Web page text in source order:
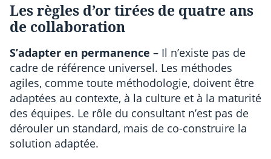
Les règles d’or tirées de quatre ans
de collaboration
S’adapter en permanence – Il n’existe pas de
cadre de référence universel. Les méthodes
agiles, comme toute méthodologie, doivent être
adaptées au contexte, à la culture et à la maturité
des équipes. Le rôle du consultant n’est pas de
dérouler un standard, mais de co-construire la
solution adaptée.